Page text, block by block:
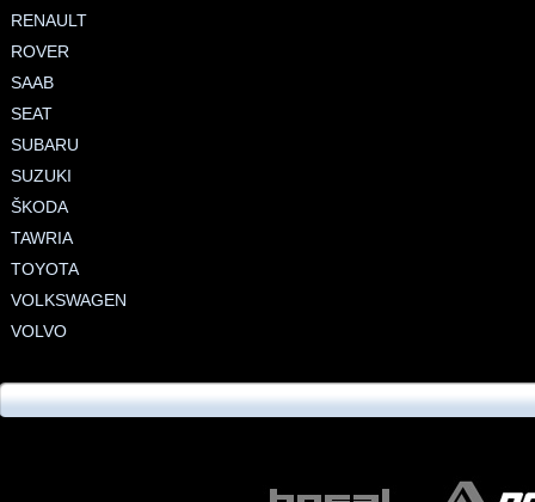
RENAULT
ROVER
SAAB
SEAT
SUBARU
SUZUKI
ŠKODA
TAWRIA
TOYOTA
VOLKSWAGEN
VOLVO